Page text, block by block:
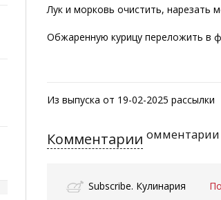
Лук и морковь очистить, нарезать
Обжаренную курицу переложить в
Из выпуска от 19-02-2025 рассылки
Комментарии
Subscribe. Кулинария